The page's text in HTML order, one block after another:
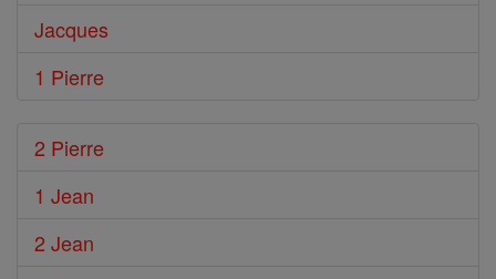
Jacques
1 Pierre
2 Pierre
1 Jean
2 Jean